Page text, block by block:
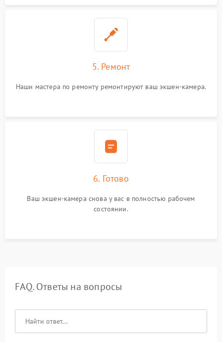
5. Ремонт
Наши мастера по ремонту ремонтируют ваш экшен-камера.
6. Готово
Ваш экшен-камера снова у вас в полностью рабочем
состоянии.
FAQ. Ответы на вопросы